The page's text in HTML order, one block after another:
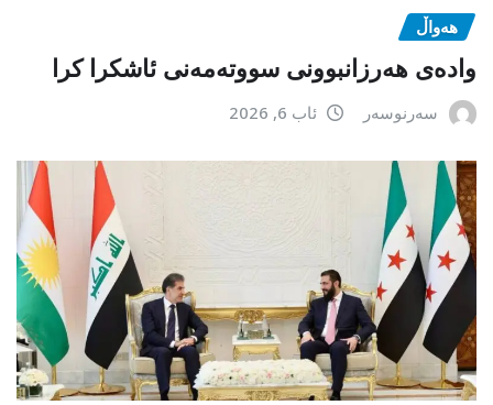
هەواڵ
وادەی هەرزانبوونی سووتەمەنی ئاشکرا کرا
سەرنوسەر ئاب 6, 2026